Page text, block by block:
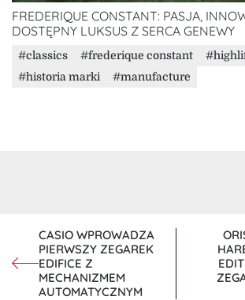
FREDERIQUE CONSTANT: PASJA,
DOSTĘPNY LUKSUS Z SERCA GENEWY
classics frederique constant
historia marki
manufacture
NAWIGACJA
WPISU
CASIO WPROWADZA
PIERWSZY ZEGAREK
EDIFICE Z
MECHANIZMEM
AUTOMATYCZNYM